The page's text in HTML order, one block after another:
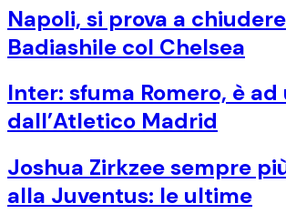
Napoli, si prova a
Badiashile col Chelsea
Inter: sfuma Romero, è ad
dall’Atletico Madrid
Joshua Zirkzee sempre
alla Juventus: le ultime